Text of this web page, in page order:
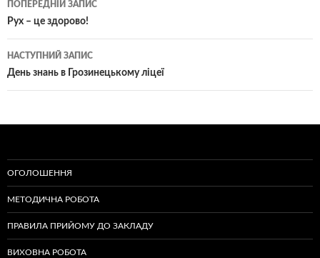
по
записам
ПОПЕРЕДНІЙ ЗАПИС
Рух – це здорово!
НАСТУПНИЙ ЗАПИС
День знань в Грозинецькому ліцеї
ОГОЛОШЕННЯ
МЕТОДИЧНА РОБОТА
ПРАВИЛА ПРИЙОМУ ДО ЗАКЛАДУ
ВИХОВНА РОБОТА